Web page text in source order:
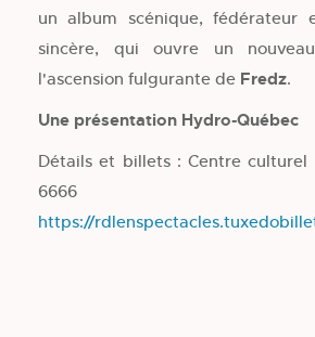
un album scénique, fédérateur
sincère, qui ouvre un
l'ascension fulgurante de Fredz.
Une présentation Hydro-Québec
Détails et billets : Centre culturel
6666
https://